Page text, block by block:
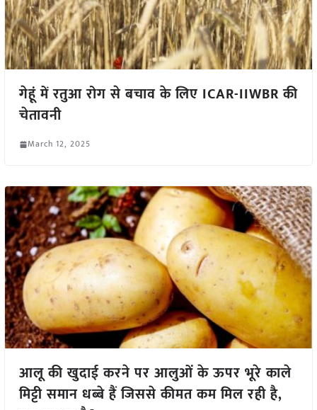
गेहूं में रतुआ रोग से बचाव के लिए ICAR-IIWBR की
चेतावनी
March 12, 2025
आलू की खुदाई करने पर आलुओं के ऊपर भूरे काले
मिट्टी समान धब्बे हैं जिससे कीमत कम मिल रही है,